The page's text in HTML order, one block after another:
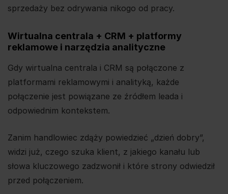
sprzedaży bez odrywania nikogo od pracy.
Wirtualna centrala + CRM + platformy
reklamowe i narzędzia analityczne
Gdy wirtualna centrala i CRM są połączone z
platformami reklamowymi i analityką, każde
połączenie jest powiązane ze źródłem leada i
odpowiednim kontekstem.
Zanim handlowiec zdąży powiedzieć „dzień dobry”,
widzi już, czego szuka klient, z jakiego kanału lub
słowa kluczowego zadzwonił i które strony odwiedził
przed połączeniem.